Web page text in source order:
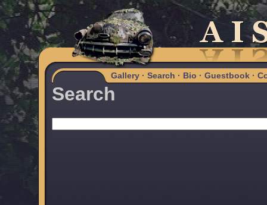
Gallery · Search · Bio · Guestbook ·
Search